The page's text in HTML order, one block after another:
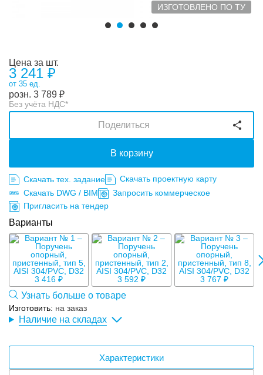
ИЗГОТОВЛЕНО ПО ТУ
Цена за шт.
3 241 ₽
от 35 ед.
розн. 3 789 ₽
Без учёта НДС*
Изготовить: на заказ
В корзину
Поделиться
Скачать тех. задание
Скачать проектную карту
Скачать DWG / BIM
Запросить коммерческое
Пригласить на тендер
Варианты
3 416 ₽ 3 592 ₽ 3 767 ₽
Узнать больше о товаре
Наличие на складах
Характеристики